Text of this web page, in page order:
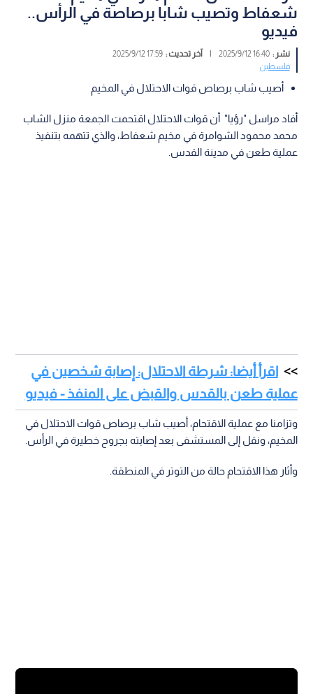
شعفاط وتصيب شابا برصاصة في الرأس..
فيديو
نشر :16:40 2025/9/12
| آخر تحديث :17:59 2025/9/12
فلسطين
أصيب شاب برصاص قوات الاحتلال في المخيم
أفاد مراسل "رؤيا" أن قوات الاحتلال اقتحمت الجمعة منزل الشاب
محمد محمود الشوامرة في مخيم شعفاط، والذي تتهمه بتنفيذ
عملية طعن في مدينة القدس.
اقرأ أيضا: شرطة الاحتلال: إصابة شخصين في
عملية طعن بالقدس والقبض على المنفذ - فيديو
وتزامنا مع عملية الاقتحام، أصيب شاب برصاص قوات الاحتلال في
المخيم، ونقل إلى المستشفى بعد إصابته بجروح خطيرة في الرأس.
وأثار هذا الاقتحام حالة من التوتر في المنطقة.